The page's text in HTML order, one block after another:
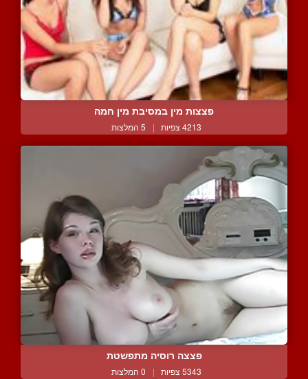
פצצות מין במסיבת מין חמה
4213 צפיות | 5 המלצות
פצצה רוסיה מתפשטת
5343 צפיות | 0 המלצות